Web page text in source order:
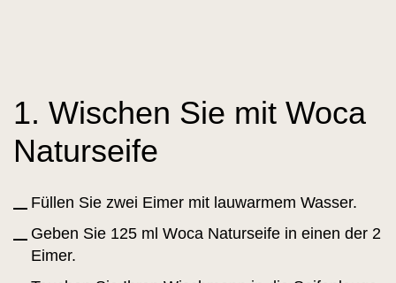
1. Wischen Sie mit Woca
Naturseife
Füllen Sie zwei Eimer mit lauwarmem Wasser.
Geben Sie 125 ml Woca Naturseife in einen der 2
Eimer.